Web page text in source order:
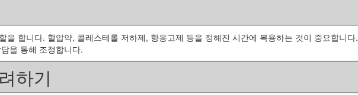
을 합니다. 혈압약, 콜레스테롤 저하제, 항응고제 등을 정해진 시간에 복용하는 것이 중요합니다.
을 통해 조정합니다.
하기